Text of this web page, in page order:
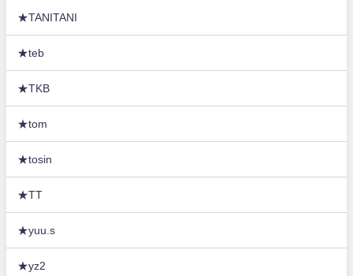
★TANITANI
★teb
★TKB
★tom
★tosin
★TT
★yuu.s
★yz2